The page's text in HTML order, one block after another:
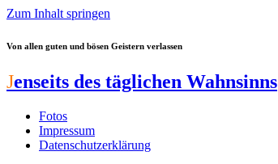
Zum Inhalt springen
Von allen guten und bösen Geistern verlassen
Jenseits des täglichen Wahnsinns
Fotos
Impressum
Datenschutzerklärung